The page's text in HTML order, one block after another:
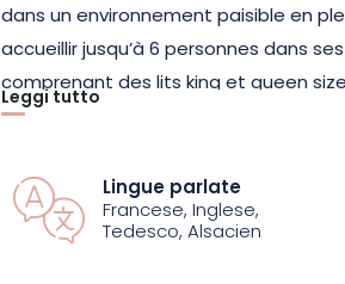
dans un environnement paisible en
accueillir jusqu’à 6 personnes dans
comprenant des lits king et queen
luminosité de la pièce à vivre, avec
jardin, de transats et d’un espace
moments à partager entre amis ou
Leggi tutto
Lingue parlate
Francese, Inglese,
Tedesco, Alsacien